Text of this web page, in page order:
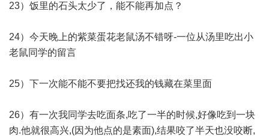
23）饭里的石头太少了，能不能再加点？
24）今天晚上的紫菜蛋花老鼠汤不错呀-一位从汤里吃出小
老鼠同学的留言
25）下一次能不能不要把找还我的钱藏在菜里面
26）有一次我同学去吃面条,吃了一半的时候,好像吃到一块
肉.他就很高兴,(因为他点的是素面),结果咬了半天也没咬断,